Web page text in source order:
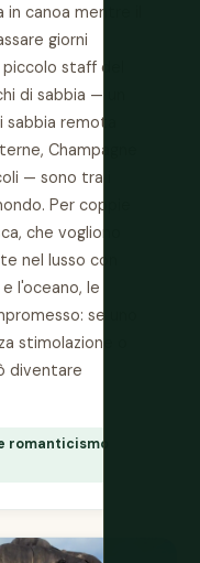
canoa mentre il
giorni
staff del
di sabbia — un
remota
Champagne
— sono tra i
Per coppie
che vogliono
nel lusso con
l'oceano, le
se uno
stimolazione o
diventare
romanticismo